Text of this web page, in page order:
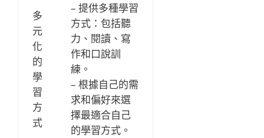
多
元
化
的
學
習
方
式
– 提供多種學習
方式：包括聽
力、閱讀、寫
作和口說訓
練。
– 根據自己的需
求和偏好來選
擇最適合自己
的學習方式。